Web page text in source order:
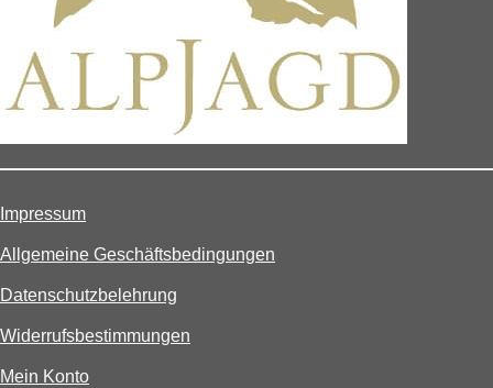
Impressum
Allgemeine Geschäftsbedingungen
Datenschutzbelehrung
Widerrufsbestimmungen
Mein Konto